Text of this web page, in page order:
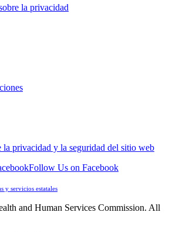
la privacidad
la privacidad y la seguridad del sitio web
Follow Us on Facebook
y servicios estatales
and Human Services Commission. All